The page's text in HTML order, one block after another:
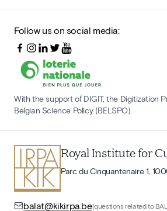
Follow us on social media:
With the support of DIGIT, the Digitization
Belgian Science Policy (BELSPO)
Royal Institute for
Parc du Cinquantenaire 1,
balat@kikirpa.be(questions related to